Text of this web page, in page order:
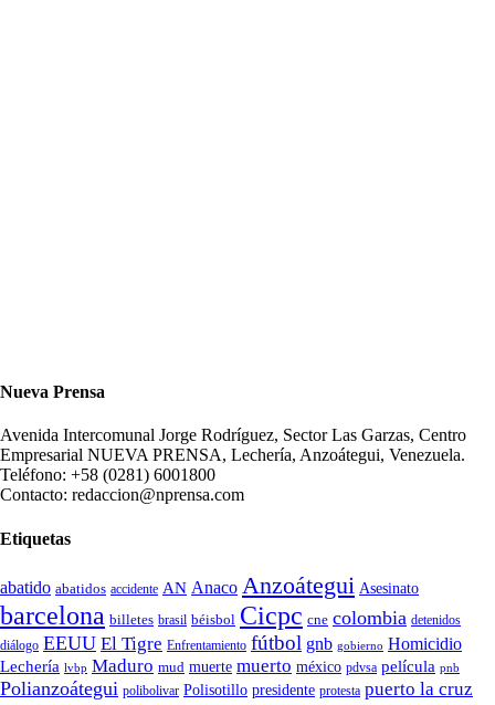
Nueva Prensa
Avenida Intercomunal Jorge Rodríguez, Sector Las Garzas, Centro
Empresarial NUEVA PRENSA, Lechería, Anzoátegui, Venezuela.
Teléfono: +58 (0281) 6001800
Contacto: redaccion@nprensa.com
Etiquetas
abatido abatidos accidente AN Anaco Anzoátegui Asesinato
barcelona billetes brasil béisbol Cicpc cne colombia detenidos
diálogo EEUU El Tigre Enfrentamiento fútbol gnb gobierno Homicidio
Lechería lvbp Maduro mud muerte muerto méxico pdvsa película pnb
Polianzoátegui polibolivar Polisotillo presidente protesta puerto la cruz